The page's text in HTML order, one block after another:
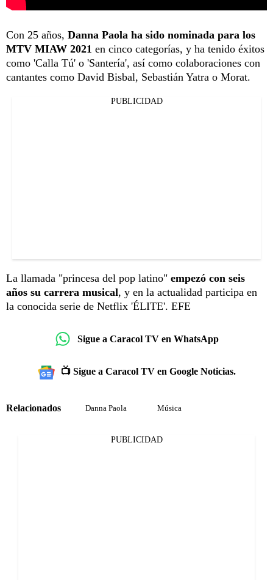
Con 25 años, Danna Paola ha sido nominada para los
MTV MIAW 2021 en cinco categorías, y ha tenido éxitos
como 'Calla Tú' o 'Santería', así como colaboraciones con
cantantes como David Bisbal, Sebastián Yatra o Morat.
PUBLICIDAD
La llamada "princesa del pop latino" empezó con seis
años su carrera musical, y en la actualidad participa en
la conocida serie de Netflix 'ÉLITE'. EFE
Sigue a Caracol TV en WhatsApp
📺 Sigue a Caracol TV en Google Noticias.
Relacionados Danna Paola Música
PUBLICIDAD